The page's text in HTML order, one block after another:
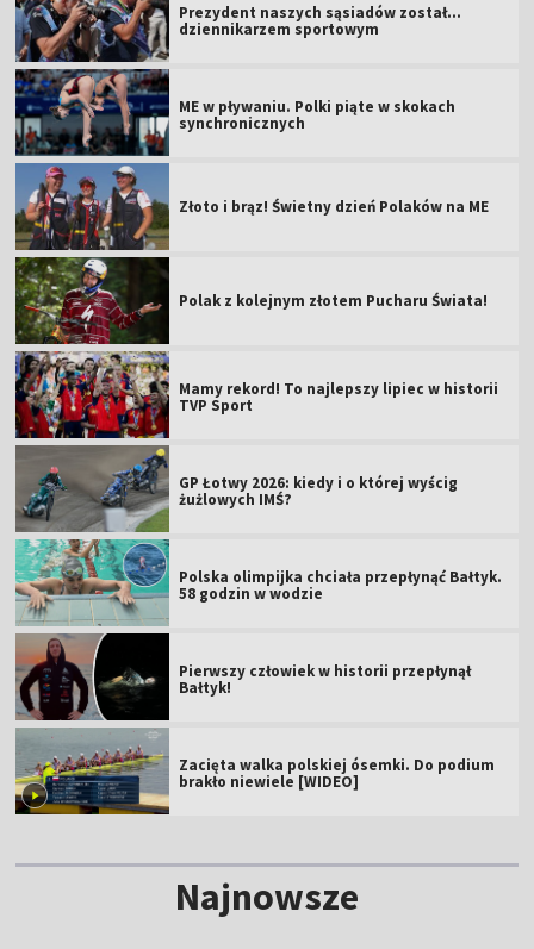
Prezydent naszych sąsiadów został...
dziennikarzem sportowym
ME w pływaniu. Polki piąte w skokach
synchronicznych
Złoto i brąz! Świetny dzień Polaków na ME
Polak z kolejnym złotem Pucharu Świata!
Mamy rekord! To najlepszy lipiec w historii
TVP Sport
GP Łotwy 2026: kiedy i o której wyścig
żużlowych IMŚ?
Polska olimpijka chciała przepłynąć Bałtyk.
58 godzin w wodzie
Pierwszy człowiek w historii przepłynął
Bałtyk!
Zacięta walka polskiej ósemki. Do podium
brakło niewiele [WIDEO]
Najnowsze